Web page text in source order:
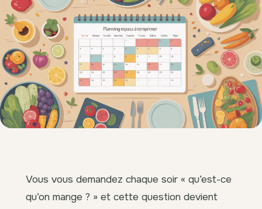
Vous vous demandez chaque soir « qu’est-ce
qu’on mange ? » et cette question devient